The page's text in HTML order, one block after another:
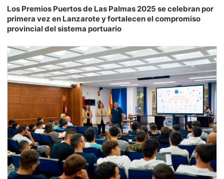
Los Premios Puertos de Las Palmas 2025 se celebran por
primera vez en Lanzarote y fortalecen el compromiso
provincial del sistema portuario